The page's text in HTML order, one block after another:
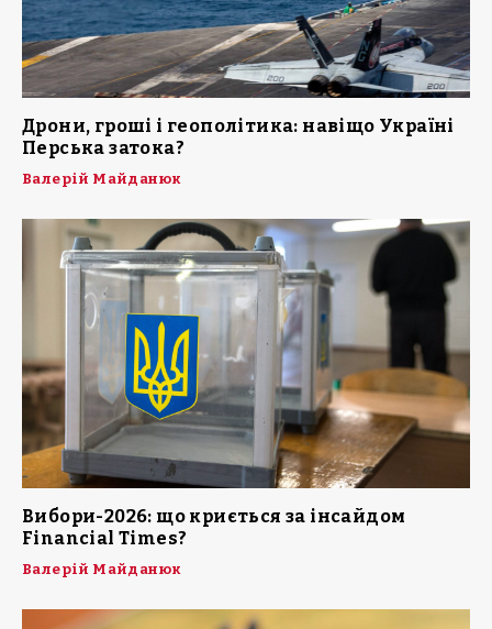
Дрони, гроші і геополітика: навіщо Україні
Перська затока?
Валерій Майданюк
Вибори-2026: що криється за інсайдом
Financial Times?
Валерій Майданюк